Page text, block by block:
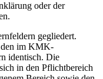
oder der
gegliedert.
den im KMK-
identisch. Die
in den Pflichtbereich